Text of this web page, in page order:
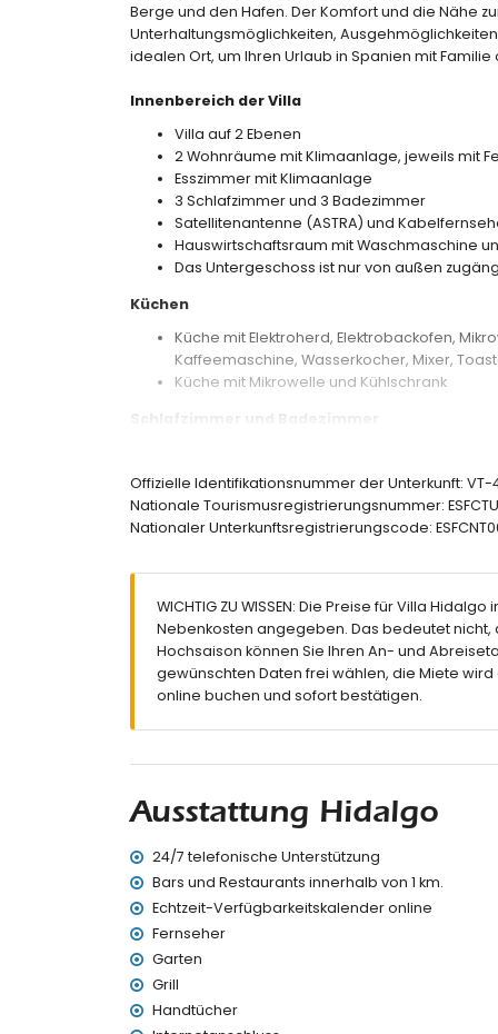
Berge und den Hafen. Der Komfort und die Nähe
Unterhaltungsmöglichkeiten,
idealen Ort, um Ihren Urlaub in Spanien mit
Innenbereich der Villa
Villa auf 2 Ebenen
2 Wohnräume mit Klimaanlage, jeweils mit
Esszimmer mit Klimaanlage
3 Schlafzimmer und 3 Badezimmer
Satellitenantenne (ASTRA) und
Hauswirtschaftsraum mit Waschmaschine
Das Untergeschoss ist nur von außen
Küchen
Küche mit Elektroherd, Elektrobackofen,
Kaffeemaschine, Wasserkocher, Mixer,
Küche mit Mikrowelle und Kühlschrank
Schlafzimmer und Badezimmer
Schlafzimmer mit Klimaanlage und
Schlafzimmer mit Klimaanlage und 2
Eigenes Badezimmer mit
Badezimmer mit Einzelwaschbecken,
Außenbereich der Villa
Großes und eingezäuntes Grundstück
Privater Pool mit den Maßen 10m x 4m und
Wunderschöner Rasen mit Bäumen und
2 Terrassen, davon 1 überdacht
Sitz- und Essbereich im Freien
Weitere Informationen
Nächste Stadt: Denia (innerhalb von 2
Nächster Fluss oder Ufer: Mittelmeer
Nächster Strand: Marineta Casiana
Nächster Hafen: Real Club Náutico Denia
Nächster Park: Parque Marineta Casiana
Nächster Flughafen: El Altet, Alicante
Zweitnächster Flughafen: Manises, Valencia
Öffentliche Verkehrsmittel in der Nähe: Bus
Offizielle Identifikationsnummer der Unterkunft: VT-
Nationale Tourismusregistrierungsnummer:
Nationaler Unterkunftsregistrierungscode:
WICHTIG ZU WISSEN: Die Preise für Villa
Nebenkosten angegeben. Das bedeutet
Hochsaison können Sie Ihren An- und
gewünschten Daten frei wählen, die Miete
online buchen und sofort bestätigen.
Ausstattung Hidalgo
24/7 telefonische Unterstützung
Bars und Restaurants innerhalb von 1 km.
Echtzeit-Verfügbarkeitskalender online
Fernseher
Garten
Grill
Handtücher